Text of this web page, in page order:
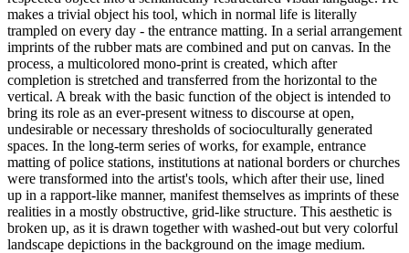
makes a trivial object his tool, which in normal life is literally
trampled on every day - the entrance matting. In a serial arrangement
imprints of the rubber mats are combined and put on canvas. In the
process, a multicolored mono-print is created, which after
completion is stretched and transferred from the horizontal to the
vertical. A break with the basic function of the object is intended to
bring its role as an ever-present witness to discourse at open,
undesirable or necessary thresholds of socioculturally generated
spaces. In the long-term series of works, for example, entrance
matting of police stations, institutions at national borders or churches
were transformed into the artist's tools, which after their use, lined
up in a rapport-like manner, manifest themselves as imprints of these
realities in a mostly obstructive, grid-like structure. This aesthetic is
broken up, as it is drawn together with washed-out but very colorful
landscape depictions in the background on the image medium.